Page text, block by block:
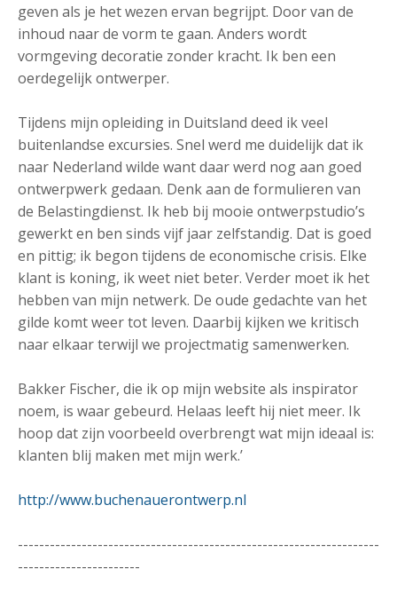
geven als je het wezen ervan begrijpt. Door van de
inhoud naar de vorm te gaan. Anders wordt
vormgeving decoratie zonder kracht. Ik ben een
oerdegelijk ontwerper.
Tijdens mijn opleiding in Duitsland deed ik veel
buitenlandse excursies. Snel werd me duidelijk dat ik
naar Nederland wilde want daar werd nog aan goed
ontwerpwerk gedaan. Denk aan de formulieren van
de Belastingdienst. Ik heb bij mooie ontwerpstudio’s
gewerkt en ben sinds vijf jaar zelfstandig. Dat is goed
en pittig; ik begon tijdens de economische crisis. Elke
klant is koning, ik weet niet beter. Verder moet ik het
hebben van mijn netwerk. De oude gedachte van het
gilde komt weer tot leven. Daarbij kijken we kritisch
naar elkaar terwijl we projectmatig samenwerken.
Bakker Fischer, die ik op mijn website als inspirator
noem, is waar gebeurd. Helaas leeft hij niet meer. Ik
hoop dat zijn voorbeeld overbrengt wat mijn ideaal is:
klanten blij maken met mijn werk.’
http://www.buchenauerontwerp.nl
--------------------------------------------------------------------
-----------------------